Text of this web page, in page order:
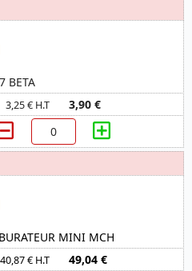
BETA
3,25 € H.T 3,90 €
MINI MCH
40,87 € H.T 49,04 €